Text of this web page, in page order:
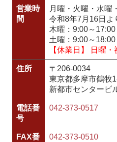
営業時
間
月曜・火曜・水
令和8年7月16日よ
木曜：9:00～17:00
土曜：9:00～18:00
【休業日】 日曜・
住所
〒206-0034
東京都多摩市鶴牧
新都市センタービ
電話番
号
042-373-0517
FAX番
042-373-0510